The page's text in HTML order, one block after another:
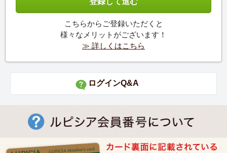
こちらからご登録いただくと
様々なメリットがございます！
≫ 詳しくはこちら